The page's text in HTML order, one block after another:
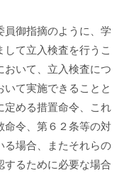
員御指摘のように、学
て立入検査を行うこ
おいて、立入検査につ
て実施できることと
定める措置命令、これ
命令、第６２条等の対
る場合、またそれらの
するために必要な場合